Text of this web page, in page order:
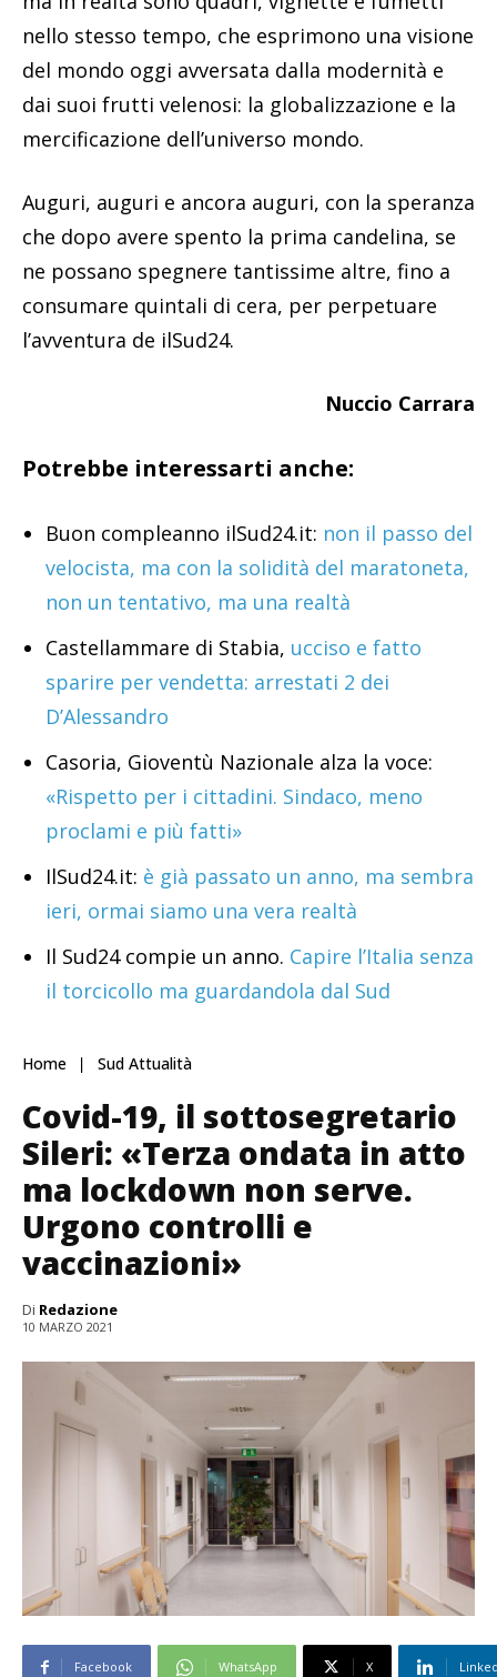
nello stesso tempo, che esprimono una visione
del mondo oggi avversata dalla modernità e
dai suoi frutti velenosi: la globalizzazione e la
mercificazione dell’universo mondo.
Auguri, auguri e ancora auguri, con la speranza
che dopo avere spento la prima candelina, se
ne possano spegnere tantissime altre, fino a
consumare quintali di cera, per perpetuare
l’avventura de ilSud24.
Nuccio Carrara
Potrebbe interessarti anche:
Buon compleanno ilSud24.it: non il passo del
velocista, ma con la solidità del maratoneta,
non un tentativo, ma una realtà
Castellammare di Stabia, ucciso e fatto
sparire per vendetta: arrestati 2 dei
D’Alessandro
Casoria, Gioventù Nazionale alza la voce:
«Rispetto per i cittadini. Sindaco, meno
proclami e più fatti»
IlSud24.it: è già passato un anno, ma sembra
ieri, ormai siamo una vera realtà
Il Sud24 compie un anno. Capire l’Italia senza
il torcicollo ma guardandola dal Sud
Home Sud Attualità
Covid-19, il sottosegretario
Sileri: «Terza ondata in atto
ma lockdown non serve.
Urgono controlli e
vaccinazioni»
Di Redazione
10 MARZO 2021
Facebook WhatsApp X